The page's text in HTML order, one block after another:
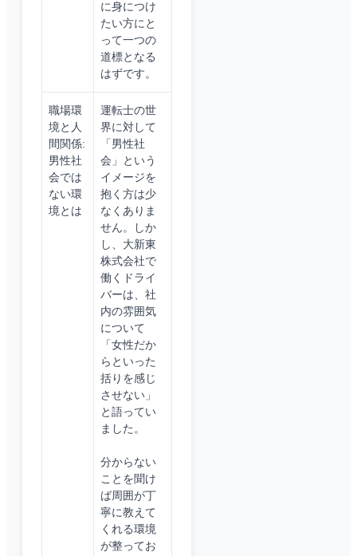
に身につけ
たい方にと
って一つの
道標となる
はずです。
職場環
境と人
間関係:
男性社
会では
ない環
境とは
運転士の世
界に対して
「男性社
会」という
イメージを
抱く方は少
なくありま
せん。しか
し、大新東
株式会社で
働くドライ
バーは、社
内の雰囲気
について
「女性だか
らといった
括りを感じ
させない」
と語ってい
ました。
分からない
ことを聞け
ば周囲が丁
寧に教えて
くれる環境
が整ってお